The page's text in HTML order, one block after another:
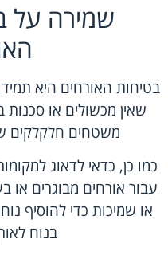
שמירה על
בטיחות האורחים היא
שאין מכשולים או
משטחים חלקלקים
כמו כן, כדאי לדאוג
עבור אורחים מבוגרים או
או שמיכות כדי להוסיף
בנוח